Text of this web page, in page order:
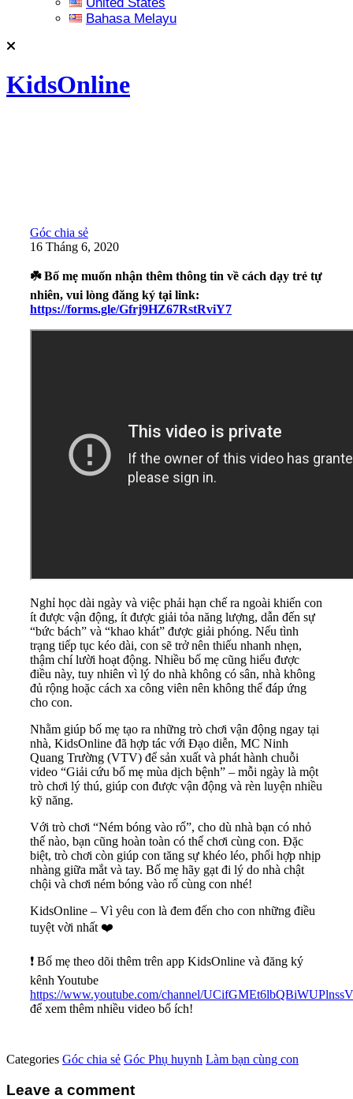
Bahasa Melayu
KidsOnline
Góc chia sẻ
16 Tháng 6, 2020
☘️ Bố mẹ muốn nhận thêm thông tin về cách dạy trẻ tự
nhiên, vui lòng đăng ký tại link:
https://forms.gle/Gfrj9HZ67RstRviY7
Nghỉ học dài ngày và việc phải hạn chế ra ngoài khiến con
ít được vận động, ít được giải tỏa năng lượng, dẫn đến sự
“bức bách” và “khao khát” được giải phóng. Nếu tình
trạng tiếp tục kéo dài, con sẽ trở nên thiếu nhanh nhẹn,
thậm chí lười hoạt động. Nhiều bố mẹ cũng hiểu được
điều này, tuy nhiên vì lý do nhà không có sân, nhà không
đủ rộng hoặc cách xa công viên nên không thể đáp ứng
cho con.
Nhằm giúp bố mẹ tạo ra những trò chơi vận động ngay tại
nhà, KidsOnline đã hợp tác với Đạo diễn, MC Ninh
Quang Trường (VTV) để sản xuất và phát hành chuỗi
video “Giải cứu bố mẹ mùa dịch bệnh” – mỗi ngày là một
trò chơi lý thú, giúp con được vận động và rèn luyện nhiều
kỹ năng.
Với trò chơi “Ném bóng vào rổ”, cho dù nhà bạn có nhỏ
thế nào, bạn cũng hoàn toàn có thể chơi cùng con. Đặc
biệt, trò chơi còn giúp con tăng sự khéo léo, phối hợp nhịp
nhàng giữa mắt và tay. Bố mẹ hãy gạt đi lý do nhà chật
chội và chơi ném bóng vào rổ cùng con nhé!
KidsOnline – Vì yêu con là đem đến cho con những điều
tuyệt vời nhất ❤️
❗️ Bố mẹ theo dõi thêm trên app KidsOnline và đăng ký
kênh Youtube
https://www.youtube.com/channel/
để xem thêm nhiều video bổ ích!
Categories Góc chia sẻ Góc Phụ huynh Làm bạn cùng con
Leave a comment